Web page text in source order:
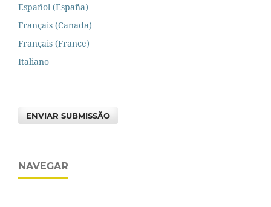
Español (España)
Français (Canada)
Français (France)
Italiano
ENVIAR SUBMISSÃO
NAVEGAR